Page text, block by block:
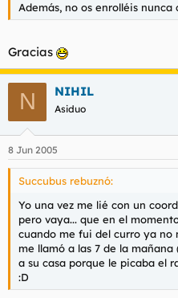
Además, no os enrolléis
Gracias
N NIHIL
Asiduo
8 Jun 2005
Succubus rebuznó:
Yo una vez me lié con un
pero vaya... que en el
cuando me fui del curro ya no
me llamó a las 7 de la
a su casa porque le picaba el
:D